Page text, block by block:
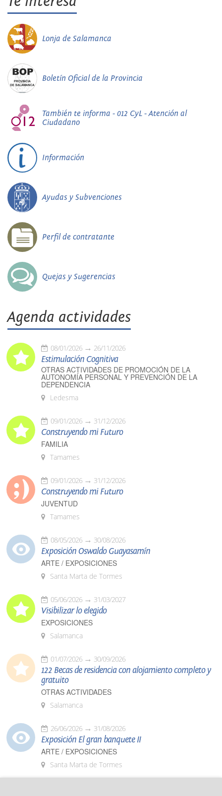
Lonja de Salamanca
Boletín Oficial de la Provincia
También te informa - 012 CyL - Atención al
Ciudadano
Información
Ayudas y Subvenciones
Perfil de contratante
Quejas y Sugerencias
Agenda actividades
08/01/2026 26/11/2026
Estimulación Cognitiva
OTRAS ACTIVIDADES DE PROMOCIÓN DE LA
AUTONOMÍA PERSONAL Y PREVENCIÓN DE LA
DEPENDENCIA
Ledesma
09/01/2026 31/12/2026
Construyendo mi Futuro
FAMILIA
Tamames
09/01/2026 31/12/2026
Construyendo mi Futuro
JUVENTUD
Tamames
08/05/2026 30/08/2026
Exposición Oswaldo Guayasamín
ARTE / EXPOSICIONES
Santa Marta de Tormes
05/06/2026 31/03/2027
Visibilizar lo elegido
EXPOSICIONES
Salamanca
01/07/2026 30/09/2026
122 Becas de residencia con alojamiento completo y
gratuito
OTRAS ACTIVIDADES
Salamanca
26/06/2026 31/08/2026
Exposición El gran banquete II
ARTE / EXPOSICIONES
Santa Marta de Tormes